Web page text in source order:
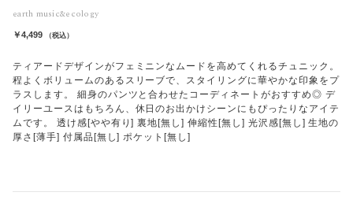
earth music&ecology
￥4,499 （税込）
ティアードデザインがフェミニンなムードを高めてくれるチュニック。
程よくボリュームのあるスリーブで、スタイリングに華やかな印象をプ
ラスします。 細身のパンツと合わせたコーディネートがおすすめ◎ デ
イリーユースはもちろん、休日のお出かけシーンにもぴったりなアイテ
ムです。 透け感[やや有り] 裏地[無し] 伸縮性[無し] 光沢感[無し] 生地の
厚さ[薄手] 付属品[無し] ポケット[無し]